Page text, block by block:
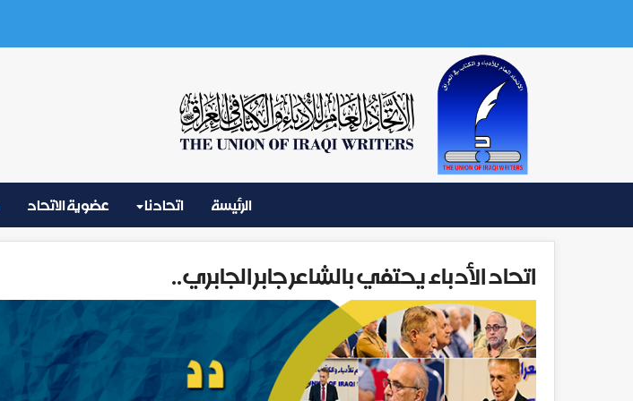
الرئيسة اتحادنا عضوية الاتحاد
اتحاد الأدباء يحتفي بالشاعر جابر الجابري..